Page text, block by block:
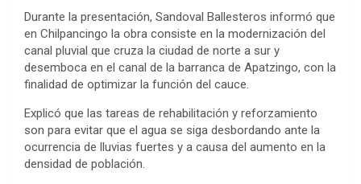
Durante la presentación, Sandoval Ballesteros informó que
en Chilpancingo la obra consiste en la modernización del
canal pluvial que cruza la ciudad de norte a sur y
desemboca en el canal de la barranca de Apatzingo, con la
finalidad de optimizar la función del cauce.
Explicó que las tareas de rehabilitación y reforzamiento
son para evitar que el agua se siga desbordando ante la
ocurrencia de lluvias fuertes y a causa del aumento en la
densidad de población.